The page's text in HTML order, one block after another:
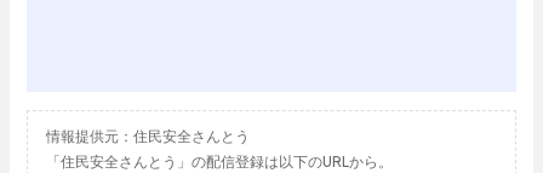
情報提供元：住民安全さんとう
「住民安全さんとう」の配信登録は以下のURLから。